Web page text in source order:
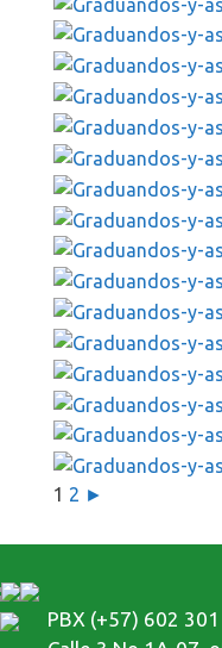
1 2 ►
PBX (+57) 602